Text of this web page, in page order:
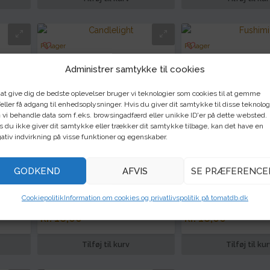
Administrer samtykke til cookies
at give dig de bedste oplevelser bruger vi teknologier som cookies til at gemme
få adgang til enhedsoplysninger. Hvis du giver dit samtykke til disse
vi behandle data som f.eks. browsingadfærd eller unikke ID'er på dette websted.
du ikke giver dit samtykke eller trækker dit samtykke tilbage, kan det have en
indvirkning på visse funktioner og egenskaber.
GODKEND AFVIS SE
CookiepolitikInformation om cookies og privatlivspolitik på tomatdb.dk
På lager
Candlelight
kr.18,00
Tilføj til kurv
På lager
kr.18,00
Tilføj til kurv
På lager
kr.18,00
Tilføj til kurv
Kun én tilbage
kr.18,00
Tilføj til